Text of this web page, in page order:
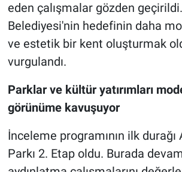
eden çalışmalar gözden
Belediyesi'nin hedefinin daha
ve estetik bir kent oluşturmak
vurgulandı.
Parklar ve kültür yatırımları
görünüme kavuşuyor
İnceleme programının ilk
Parkı 2. Etap oldu. Burada